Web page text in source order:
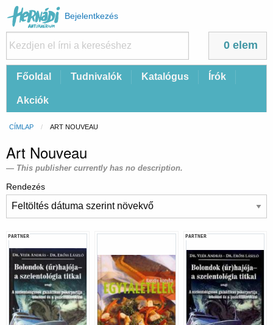
Felhasználói
fiók
menüje
Bejelentkezés
0 elem
FőFőoldal Tudnivalók Katalógus Írók
Akciók
Morzsa
CÍMLAP CURRENT:
ART NOUVEAU
Art Nouveau
This publisher currently has no description.
Rendezés
PARTNER PARTNER